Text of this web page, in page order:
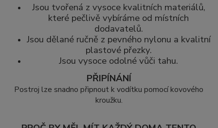
Jsou tvořená z vysoce kvalitních materiálů,
které pečlivě vybíráme od místních
dodavatelů.
Jsou dělané ručně z pevného nylonu a kvalitní
plastové přezky.
Jsou vysoce odolné vůči tahu.
PŘIPÍNÁNÍ
Postroj lze snadno připnout k vodítku pomocí kovového
kroužku.